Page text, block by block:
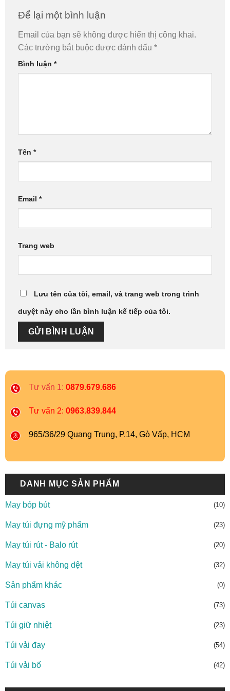
Để lại một bình luận
Email của bạn sẽ không được hiển thị công khai.
Các trường bắt buộc được đánh dấu *
Bình luận *
Tên *
Email *
Trang web
Lưu tên của tôi, email, và trang web trong trình
duyệt này cho lần bình luận kế tiếp của tôi.
Tư vấn 1: 0879.679.686
Tư vấn 2: 0963.839.844
965/36/29 Quang Trung, P.14, Gò Vấp, HCM
DANH MỤC SẢN PHẨM
May bóp bút (10)
May túi đựng mỹ phẩm (23)
May túi rút - Balo rút (20)
May túi vải không dệt (32)
Sản phẩm khác (0)
Túi canvas (73)
Túi giữ nhiệt (23)
Túi vải đay (54)
Túi vải bố (42)